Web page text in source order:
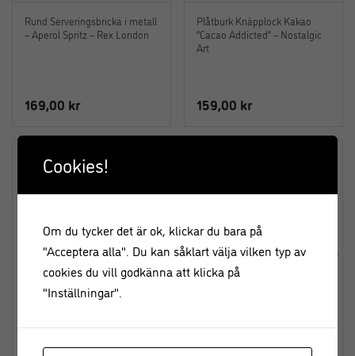
Rund Serveringsbricka i metall
– Aperol Spritz – Rex London
169,00 kr
Plåtburk Knäpplock Kakao
“Cacao Addicted” – Nostalgic
Art
159,00 kr
Leilas Silikon 4 för 3
Cookies!
Om du tycker det är ok, klickar du bara på
"Acceptera alla". Du kan såklart välja vilken typ av
cookies du vill godkänna att klicka på
"Inställningar".